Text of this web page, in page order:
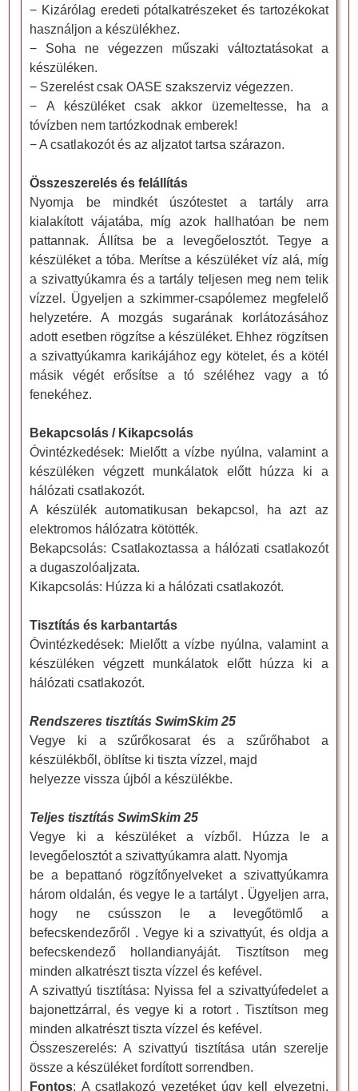
− Kizárólag eredeti pótalkatrészeket és tartozékokat
használjon a készülékhez.
− Soha ne végezzen műszaki változtatásokat a
készüléken.
− Szerelést csak OASE szakszerviz végezzen.
− A készüléket csak akkor üzemeltesse, ha a
tóvízben nem tartózkodnak emberek!
− A csatlakozót és az aljzatot tartsa szárazon.
Összeszerelés és felállítás
Nyomja be mindkét úszótestet a tartály arra
kialakított vájatába, míg azok hallhatóan be nem
pattannak. Állítsa be a levegőelosztót. Tegye a
készüléket a tóba. Merítse a készüléket víz alá, míg
a szivattyúkamra és a tartály teljesen meg nem telik
vízzel. Ügyeljen a szkimmer-csapólemez megfelelő
helyzetére. A mozgás sugarának korlátozásához
adott esetben rögzítse a készüléket. Ehhez rögzítsen
a szivattyúkamra karikájához egy kötelet, és a kötél
másik végét erősítse a tó széléhez vagy a tó
fenekéhez.
Bekapcsolás / Kikapcsolás
Óvintézkedések: Mielőtt a vízbe nyúlna, valamint a
készüléken végzett munkálatok előtt húzza ki a
hálózati csatlakozót.
A készülék automatikusan bekapcsol, ha azt az
elektromos hálózatra kötötték.
Bekapcsolás: Csatlakoztassa a hálózati csatlakozót
a dugaszolóaljzata.
Kikapcsolás: Húzza ki a hálózati csatlakozót.
Tisztítás és karbantartás
Óvintézkedések: Mielőtt a vízbe nyúlna, valamint a
készüléken végzett munkálatok előtt húzza ki a
hálózati csatlakozót.
Rendszeres tisztítás SwimSkim 25
Vegye ki a szűrőkosarat és a szűrőhabot a
készülékből, öblítse ki tiszta vízzel, majd
helyezze vissza újból a készülékbe.
Teljes tisztítás SwimSkim 25
Vegye ki a készüléket a vízből. Húzza le a
levegőelosztót a szivattyúkamra alatt. Nyomja
be a bepattanó rögzítőnyelveket a szivattyúkamra
három oldalán, és vegye le a tartályt . Ügyeljen arra,
hogy ne csússzon le a levegőtömlő a
befecskendezőről . Vegye ki a szivattyút, és oldja a
befecskendező hollandianyáját. Tisztítson meg
minden alkatrészt tiszta vízzel és kefével.
A szivattyú tisztítása: Nyissa fel a szivattyúfedelet a
bajonettzárral, és vegye ki a rotort . Tisztítson meg
minden alkatrészt tiszta vízzel és kefével.
Összeszerelés: A szivattyú tisztítása után szerelje
össze a készüléket fordított sorrendben.
Fontos: A csatlakozó vezetéket úgy kell elvezetni,